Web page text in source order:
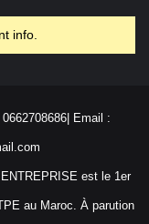
info.
Email :
est le 1er
au Maroc. À parution